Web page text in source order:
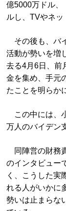
億5000万ドル、
ルし、TVやネッ
その後も、バ
活動が勢いを増
去る4月6日、前
金を集め、手元
たことを明らか
この中には、
万人のバイデン
同陣営の財務
のインタビュー
く、こうした実
れる人がいかに
勢いは止まらな